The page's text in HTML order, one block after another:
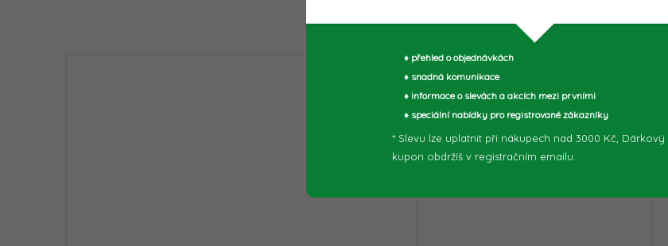
♦ přehled o objednávkách
♦ snadná komunikace
♦ informace o slevách a akcích mezi prvními
♦ speciální nabídky pro registrované zákazníky
* Slevu lze uplatnit při nákupech nad 3000 Kč, Dárkový
kupon obdržíš v registračním emailu.